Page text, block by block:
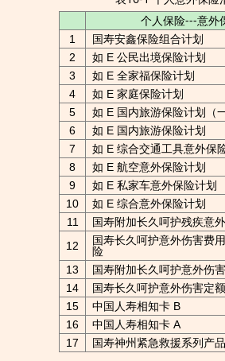
个人保险---意外
1
国寿安鑫保险组合计划
2
如 E 公民出境保险计划
3
如 E 全家福保险计划
4
如 E 家庭保险计划
5
如 E 国内旅游保险计划（
6
如 E 国内旅游保险计划
7
如 E 综合交通工具意外保
8
如 E 航空意外保险计划
9
如 E 私家车意外保险计划
10
如 E 综合意外保险计划
11
国寿附加长久呵护残疾意
12
国寿长久呵护意外伤害费
险
13
国寿附加长久呵护意外伤
14
国寿长久呵护意外伤害定
15
中国人寿相知卡 B
16
中国人寿相知卡 A
17
国寿神州紧急救援系列产品